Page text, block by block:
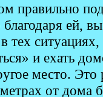
правильно
ей,
тех
и ехать
место.
от